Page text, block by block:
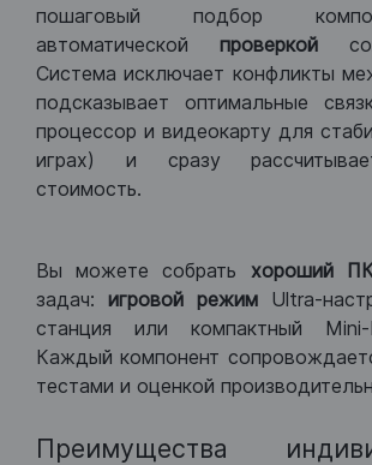
пошаговый подбор
автоматической проверкой
Система исключает конфликты
подсказывает оптимальные
процессор и видеокарту для
играх) и сразу
стоимость.
Вы можете собрать хороший
задач: игровой режим Ultra-
станция или компактный Mini-
Каждый компонент
тестами и оценкой
Преимущества